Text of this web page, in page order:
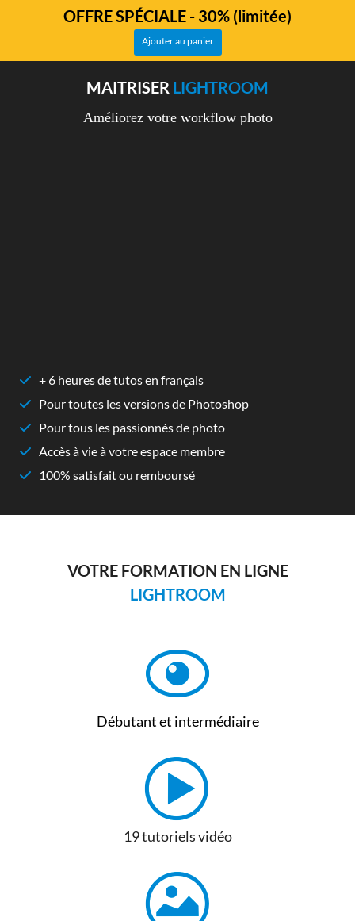
OFFRE SPÉCIALE - 30% (limitée)
Ajouter au panier
MAITRISER LIGHTROOM
Améliorez votre workflow photo
+ 6 heures de tutos en français
Pour toutes les versions de Photoshop
Pour tous les passionnés de photo
Accès à vie à votre espace membre
100% satisfait ou remboursé
VOTRE FORMATION EN LIGNE
LIGHTROOM
Débutant et intermédiaire
19 tutoriels vidéo